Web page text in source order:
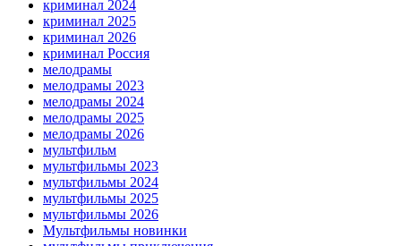
криминал 2024
криминал 2025
криминал 2026
криминал Россия
мелодрамы
мелодрамы 2023
мелодрамы 2024
мелодрамы 2025
мелодрамы 2026
мультфильм
мультфильмы 2023
мультфильмы 2024
мультфильмы 2025
мультфильмы 2026
Мультфильмы новинки